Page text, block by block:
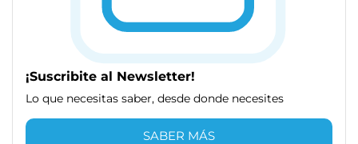
¡Suscribite al Newsletter!
Lo que necesitas saber, desde donde necesites
SABER MÁS